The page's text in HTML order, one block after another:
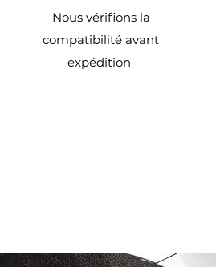
Nous vérifions la
compatibilité avant
expédition